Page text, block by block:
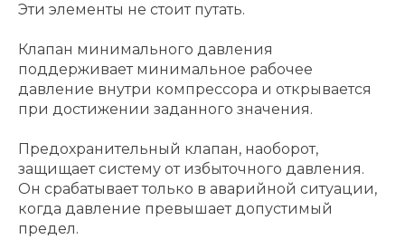
Эти элементы не стоит путать.
Клапан минимального давления
поддерживает минимальное рабочее
давление внутри компрессора и открывается
при достижении заданного значения.
Предохранительный клапан, наоборот,
защищает систему от избыточного давления.
Он срабатывает только в аварийной ситуации,
когда давление превышает допустимый
предел.